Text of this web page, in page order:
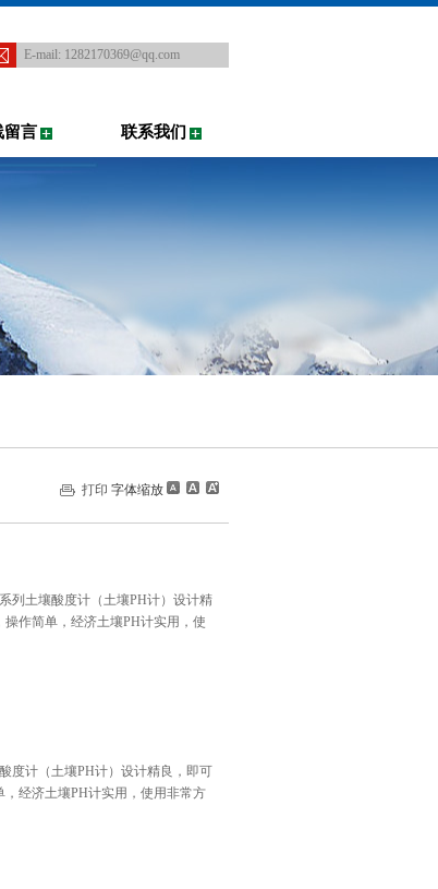
E-mail: 1282170369@qq.com
留言 联系我们
打印 字体缩放
列土壤酸度计（土壤PH计）设计精
作简单，经济土壤PH计实用，使
度计（土壤PH计）设计精良，即可
经济土壤PH计实用，使用非常方